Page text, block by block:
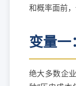
和概率面前，
变量一
绝大多数企